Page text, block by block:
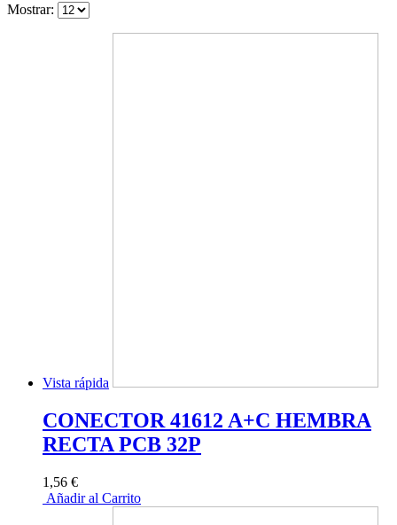
Mostrar:
Vista rápida
CONECTOR 41612 A+C HEMBRA
RECTA PCB 32P
1,56 €
Añadir al Carrito